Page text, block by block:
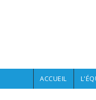
ACCUEIL